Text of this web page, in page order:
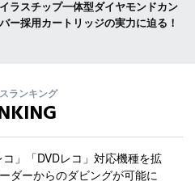
ラスチップ一体型ダイヤモンドカン
ー採用カートリッジの実力に迫る！
ランキング
」「DVDレコ」対応機種を拡
ダーからのダビングが可能に